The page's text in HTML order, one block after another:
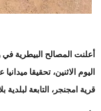
أعلنت المصالح البيطرية في
قرية امجنجر، التابعة